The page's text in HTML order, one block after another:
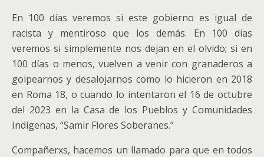
En 100 días veremos si este gobierno es igual de
racista y mentiroso que los demás. En 100 días
veremos si simplemente nos dejan en el olvido; si en
100 días o menos, vuelven a venir con granaderos a
golpearnos y desalojarnos como lo hicieron en 2018
en Roma 18, o cuando lo intentaron el 16 de octubre
del 2023 en la Casa de los Pueblos y Comunidades
Indígenas, “Samir Flores Soberanes.”
Compañerxs, hacemos un llamado para que en todos